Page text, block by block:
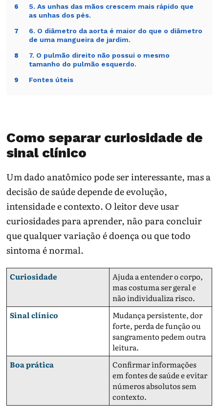
6
5. As unhas das mãos crescem mais rápido que
as unhas dos pés.
7
6. O diâmetro da aorta é maior do que o diâmetro
de uma mangueira de jardim.
8
7. O pulmão direito não possui o mesmo
tamanho do pulmão esquerdo.
9 Fontes úteis
Como separar curiosidade de
sinal clínico
Um dado anatômico pode ser interessante, mas a
decisão de saúde depende de evolução,
intensidade e contexto. O leitor deve usar
curiosidades para aprender, não para concluir
que qualquer variação é doença ou que todo
sintoma é normal.
Curiosidade
Ajuda a entender o corpo,
mas costuma ser geral e
não individualiza risco.
Sinal clínico
Mudança persistente, dor
forte, perda de função ou
sangramento pedem outra
leitura.
Boa prática
Confirmar informações
em fontes de saúde e evitar
números absolutos sem
contexto.